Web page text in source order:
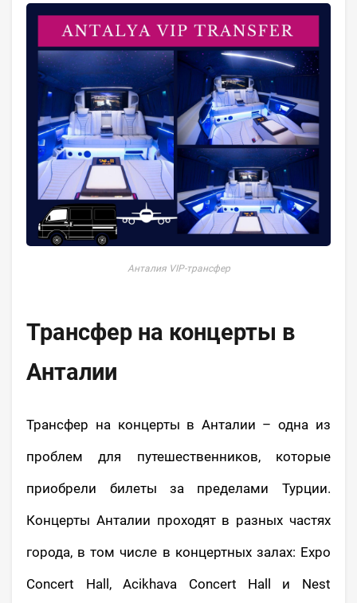
Анталия VIP-трансфер
Трансфер на концерты в
Анталии
Трансфер на концерты в Анталии – одна из
проблем для путешественников, которые
приобрели билеты за пределами Турции.
Концерты Анталии проходят в разных частях
города, в том числе в концертных залах: Expo
Concert Hall, Acikhava Concert Hall и Nest